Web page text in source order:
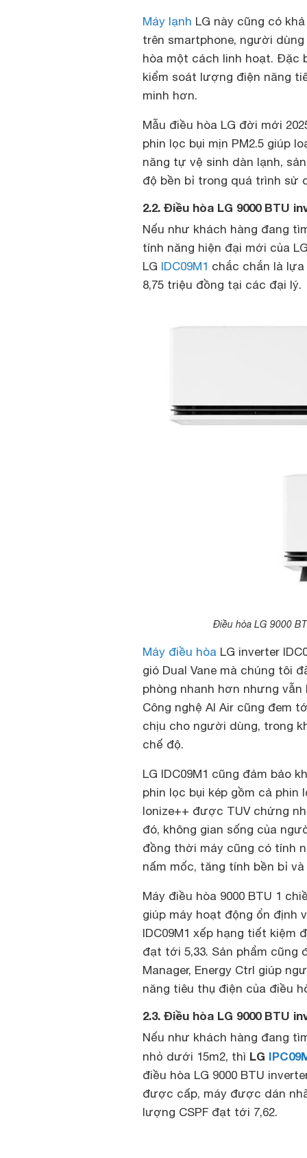
Máy lạnh LG này cũng có
trên smartphone, người
hòa một cách linh hoạt. Đặc
kiểm soát lượng điện năng
minh hơn.
Mẫu điều hòa LG đời mới
phin lọc bụi mịn PM2.5 giúp
năng tự vệ sinh dàn lạnh,
độ bền bỉ trong quá trình sử
2.2. Điều hòa LG 9000 BTU
Nếu như khách hàng đang
tính năng hiện đại mới của
LG IDC09M1 chắc chắn là
8,75 triệu đồng tại các đại lý.
Điều hòa LG 9000
Máy điều hòa LG inverter
gió Dual Vane mà chúng tôi
phòng nhanh hơn nhưng
Công nghệ AI Air cũng đem
chịu cho người dùng, trong
chế độ.
LG IDC09M1 cũng đảm bảo
phin lọc bụi kép gồm cả phin
Ionize++ được TUV chứng
đó, không gian sống của
đồng thời máy cũng có tính
nấm mốc, tăng tính bền bỉ
Máy điều hòa 9000 BTU 1
giúp máy hoạt động ổn định
IDC09M1 xếp hạng tiết kiệm
đạt tới 5,33. Sản phẩm
Manager, Energy Ctrl giúp
năng tiêu thụ điện của điều
2.3. Điều hòa LG 9000 BTU
Nếu như khách hàng đang
nhỏ dưới 15m2, thì LG
điều hòa LG 9000 BTU
được cấp, máy được dán
lượng CSPF đạt tới 7,62.